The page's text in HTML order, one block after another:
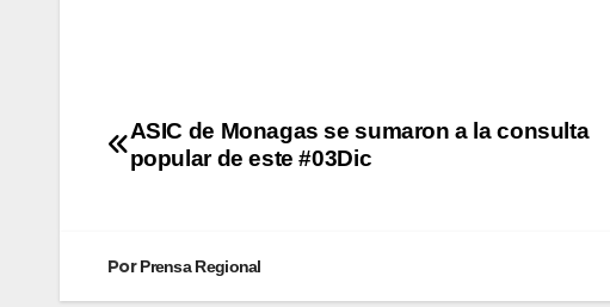
ASIC de Monagas se sumaron a la consulta
popular de este #03Dic
PorPrensa Regional